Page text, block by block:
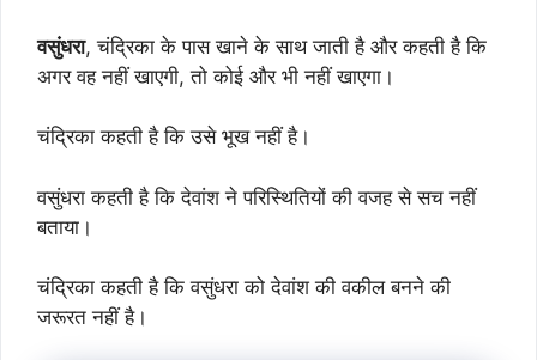
वसुंधरा, चंद्रिका के पास खाने के साथ जाती है और कहती है कि
अगर वह नहीं खाएगी, तो कोई और भी नहीं खाएगा।
चंद्रिका कहती है कि उसे भूख नहीं है।
वसुंधरा कहती है कि देवांश ने परिस्थितियों की वजह से सच नहीं
बताया।
चंद्रिका कहती है कि वसुंधरा को देवांश की वकील बनने की
जरूरत नहीं है।